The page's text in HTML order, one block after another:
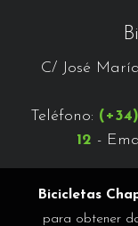
C/ José
Teléfono:
12 -
Bicicletas
para obtener